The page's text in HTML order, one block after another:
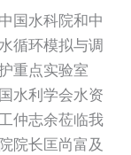
国水科院和中
循环模拟与调
重点实验室
水利学会水资
仲志余莅临我
院长匡尚富及